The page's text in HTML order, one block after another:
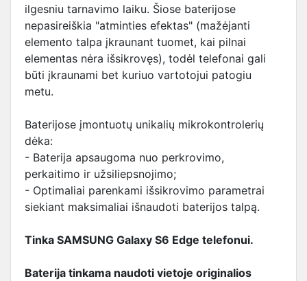
ilgesniu tarnavimo laiku. Šiose baterijose
nepasireiškia "atminties efektas" (mažėjanti
elemento talpa įkraunant tuomet, kai pilnai
elementas nėra išsikrovęs), todėl telefonai gali
būti įkraunami bet kuriuo vartotojui patogiu
metu.
Baterijose įmontuotų unikalių mikrokontrolerių
dėka:
- Baterija apsaugoma nuo perkrovimo,
perkaitimo ir užsiliepsnojimo;
- Optimaliai parenkami išsikrovimo parametrai
siekiant maksimaliai išnaudoti baterijos talpą.
Tinka SAMSUNG Galaxy S6 Edge telefonui.
Baterija tinkama naudoti vietoje originalios